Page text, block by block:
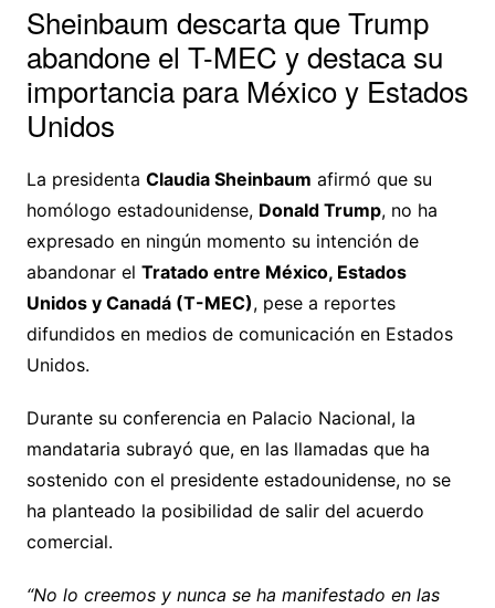
Sheinbaum descarta que Trump
abandone el T-MEC y destaca su
importancia para México y Estados
Unidos
La presidenta Claudia Sheinbaum afirmó que su
homólogo estadounidense, Donald Trump, no ha
expresado en ningún momento su intención de
abandonar el Tratado entre México, Estados
Unidos y Canadá (T-MEC), pese a reportes
difundidos en medios de comunicación en Estados
Unidos.
Durante su conferencia en Palacio Nacional, la
mandataria subrayó que, en las llamadas que ha
sostenido con el presidente estadounidense, no se
ha planteado la posibilidad de salir del acuerdo
comercial.
“No lo creemos y nunca se ha manifestado en las